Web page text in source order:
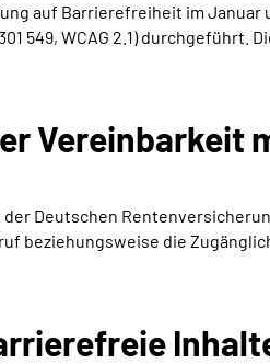
auf Barrierefreiheit im Januar
549, WCAG 2.1) durchgeführt.
Vereinbarkeit
Deutschen
beziehungsweise die